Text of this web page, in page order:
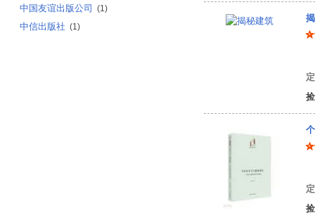
中国友谊出版公司 (1)
中信出版社 (1)